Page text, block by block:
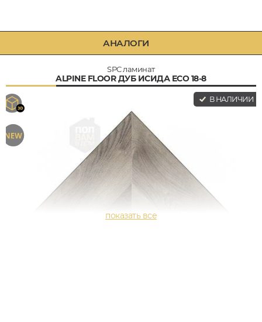
АНАЛОГИ
SPC ламинат
ALPINE FLOOR ДУБ ИСИДА ECO 18-8
В НАЛИЧИИ